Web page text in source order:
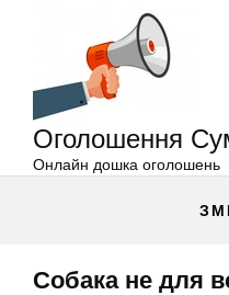
Оголошення
Онлайн дошка оголошень
Собака не для